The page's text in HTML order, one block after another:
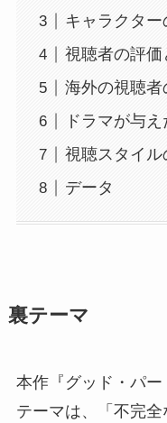
キャラクタ
視聴者の評価
海外の視聴者
ドラマが与
視聴スタイル
データ
裏テーマ
本作『グッド・パ
テーマは、「不完